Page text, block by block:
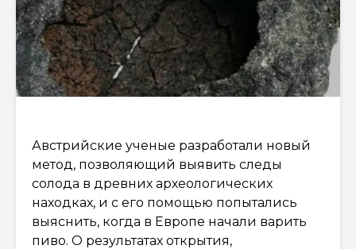
Австрийские ученые разработали новый
метод, позволяющий выявить следы
солода в древних археологических
находках, и с его помощью попытались
выяснить, когда в Европе начали варить
пиво. О результатах открытия,